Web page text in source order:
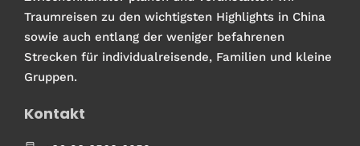
Traumreisen zu den wichtigsten Highlights in China
sowie auch entlang der weniger befahrenen
Strecken für individualreisende, Familien und kleine
Gruppen.
Kontakt